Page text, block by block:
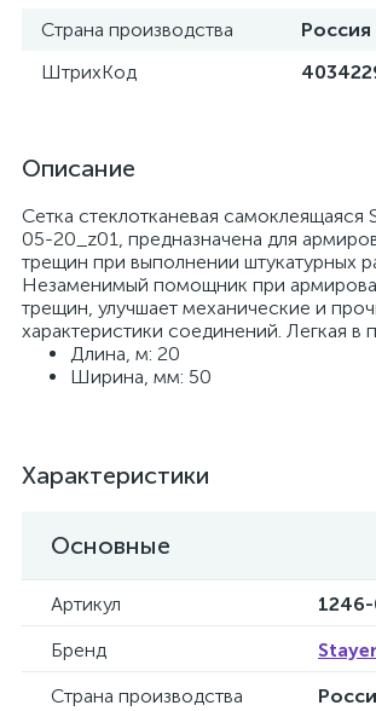
Страна производства
Россия
ШтрихКод
Описание
Сетка стеклотканевая самоклеящаяся
05-20_z01, предназначена для
трещин при выполнении штукатурных
Незаменимый помощник при
трещин, улучшает механические и
характеристики соединений. Легкая в
Длина, м: 20
Ширина, мм: 50
Характеристики
Основные
Артикул
Бренд
Stayer
Страна производства